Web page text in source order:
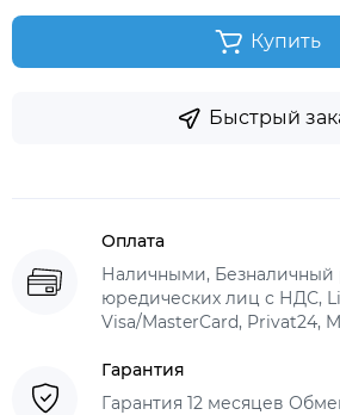
Купить
Быстрый
Оплата
Наличными, Безналичный
юредических лиц с НДС,
Visa/MasterCard, Privat24,
Гарантия
Гарантия 12 месяцев